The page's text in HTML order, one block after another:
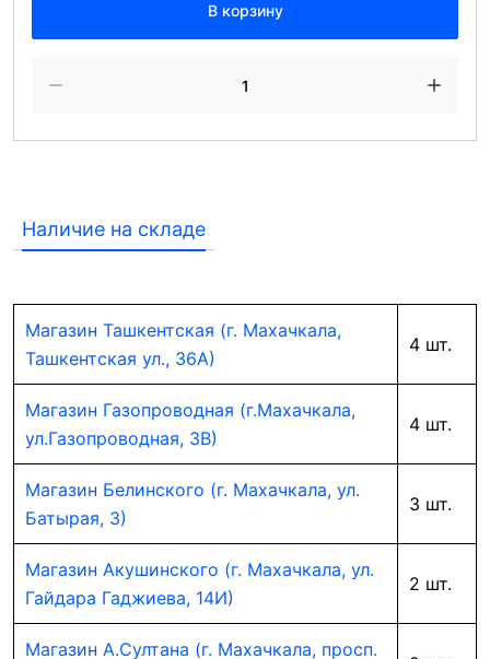
В корзину
Наличие на складе
Магазин Ташкентская (г. Махачкала,
Ташкентская ул., 36А)
4 шт.
Магазин Газопроводная (г.Махачкала,
ул.Газопроводная, 3В)
4 шт.
Магазин Белинского (г. Махачкала, ул.
Батырая, 3)
3 шт.
Магазин Акушинского (г. Махачкала, ул.
Гайдара Гаджиева, 14И)
2 шт.
Магазин А.Султана (г. Махачкала, просп.